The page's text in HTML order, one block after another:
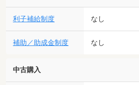
利子補給制度 なし
補助／助成金制度 なし
中古購入